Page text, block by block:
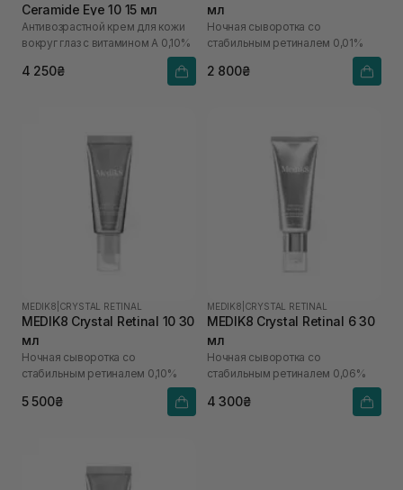
Ceramide Eye 10 15 мл
Антивозрастной крем для кожи
вокруг глаз с витамином А 0,10%
4 250₴
мл
Ночная сыворотка со
стабильным ретиналем 0,01%
2 800₴
MEDIK8 CRYSTAL RETINAL
MEDIK8 Crystal Retinal 10 30
мл
Ночная сыворотка со
стабильным ретиналем 0,10%
5 500₴
MEDIK8 CRYSTAL RETINAL
MEDIK8 Crystal Retinal 6 30
мл
Ночная сыворотка со
стабильным ретиналем 0,06%
4 300₴